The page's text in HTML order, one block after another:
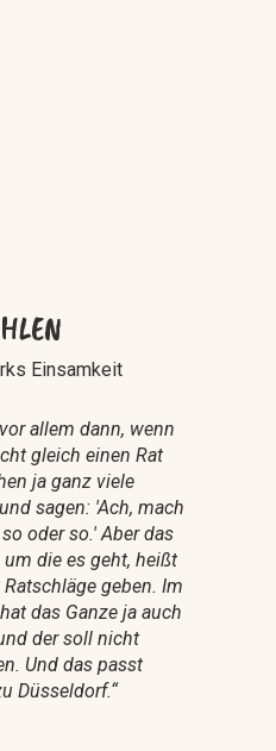
Einsamkeit
allem dann, wenn
gleich einen Rat
ja ganz viele
sagen: 'Ach, mach
oder so.' Aber das
die es geht, heißt
geben. Im
das Ganze ja auch
der soll nicht
Und das passt
Düsseldorf.“